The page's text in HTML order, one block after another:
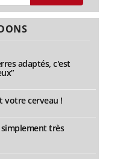
adaptés, c'est
votre cerveau !
très